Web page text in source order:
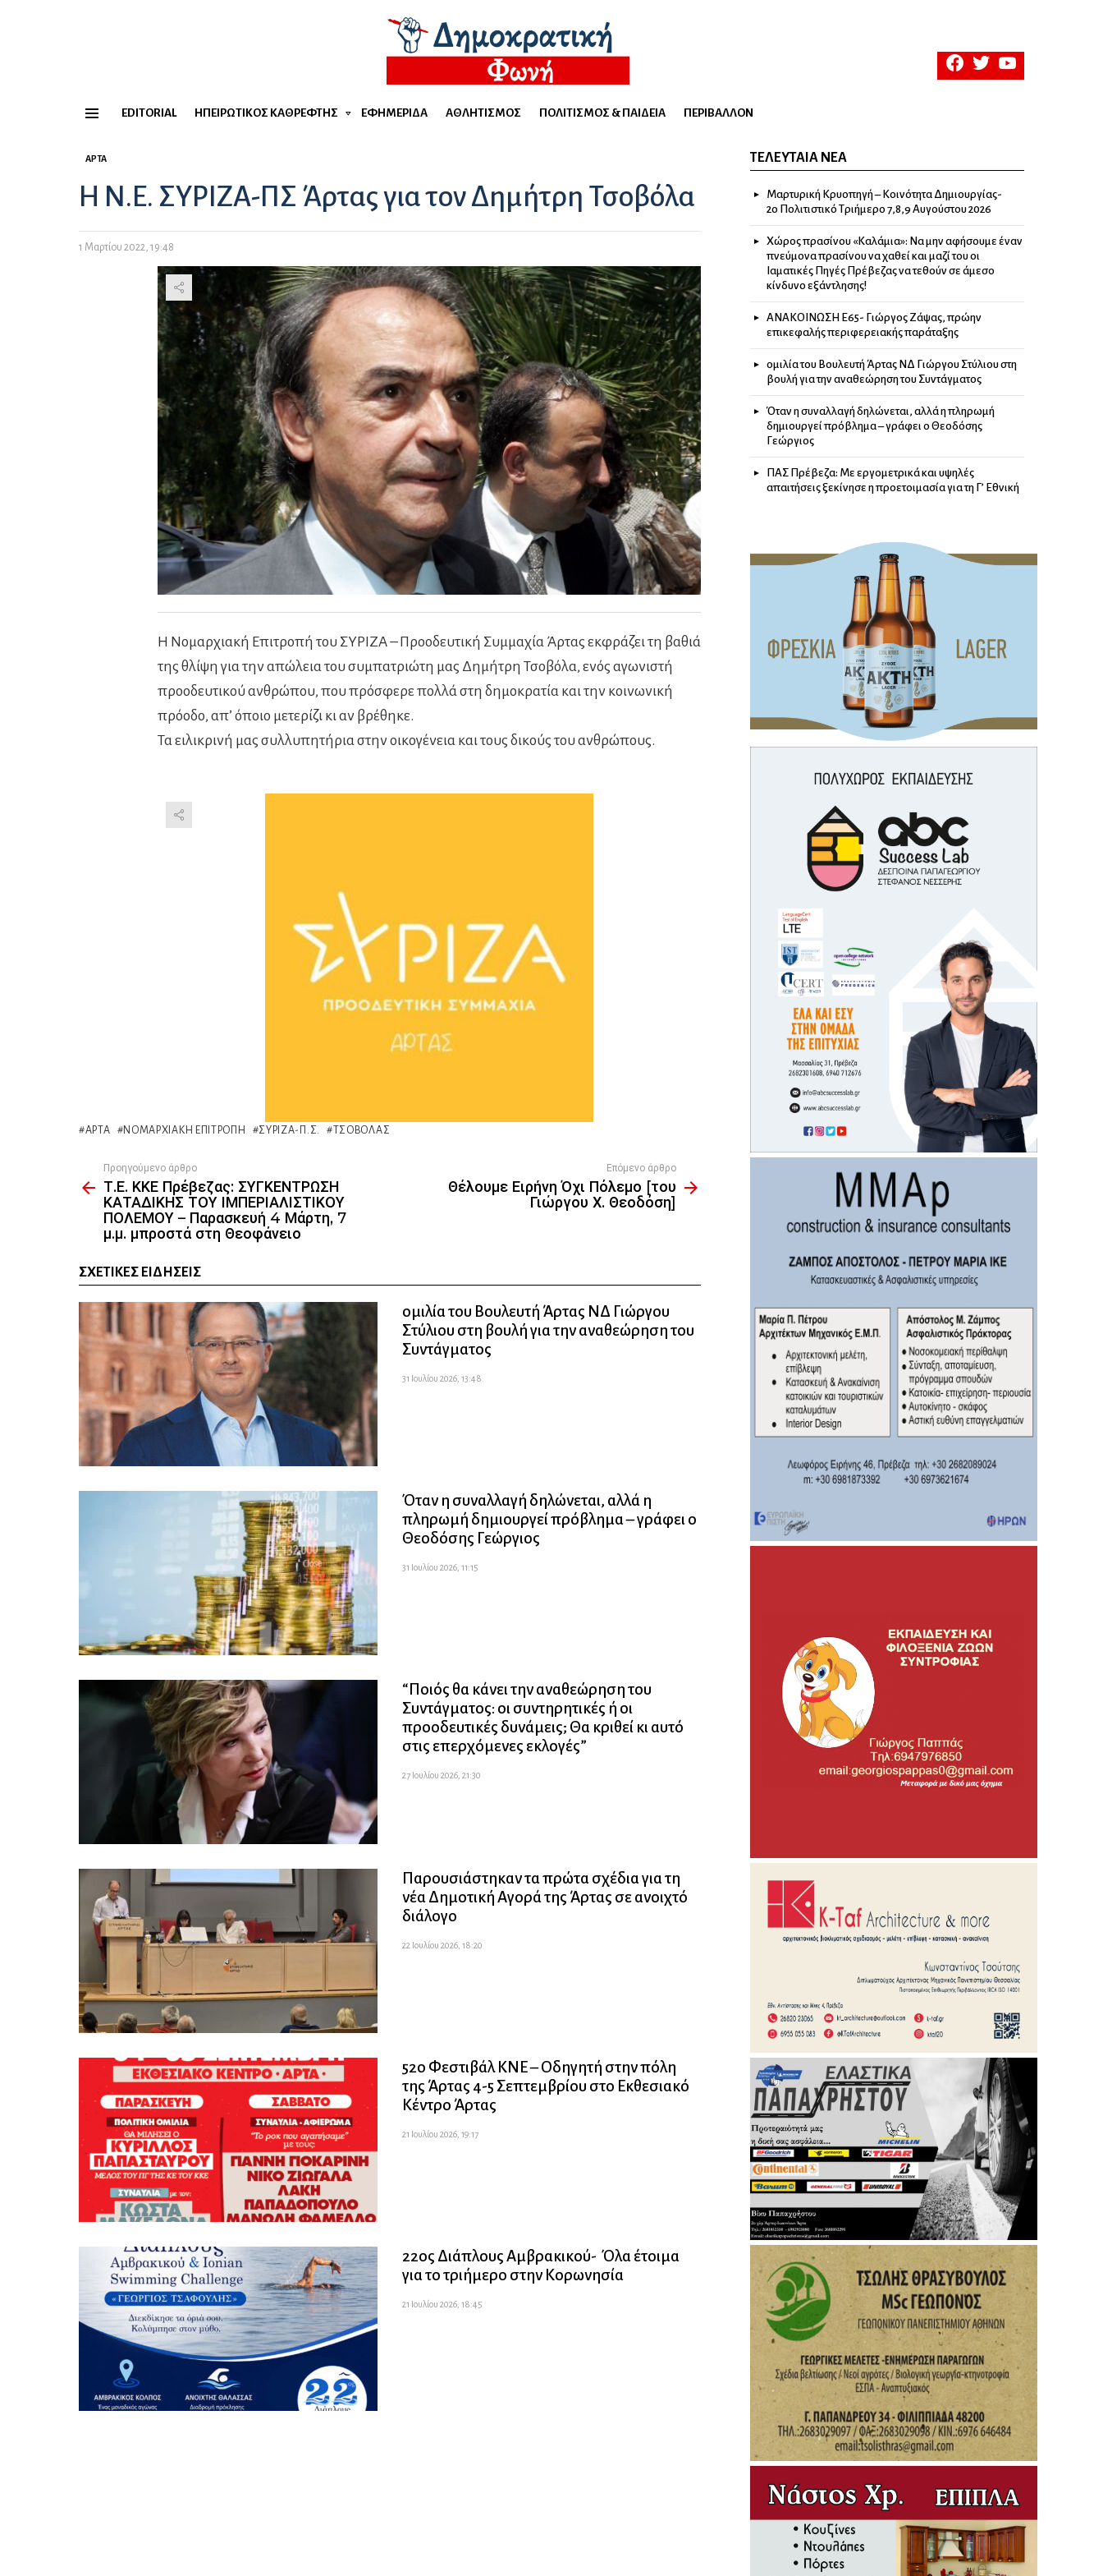
facebooktwitteryoutube
EDITORIAL ΗΠΕΙΡΏΤΙΚΟΣ ΚΑΘΡΈΦΤΗΣ ΕΦΗΜΕΡΊΔΑ ΑΘΛΗΤΙΣΜΌΣ ΠΟΛΙΤΙΣΜΌΣ & ΠΑΙΔΕΊΑ ΠΕΡΙΒΆΛΛΟΝ
ΆΡΤΑ
Η Ν.Ε. ΣΥΡΙΖΑ-ΠΣ Άρτας για τον Δημήτρη Τσοβόλα
1 Μαρτίου 2022, 19:48
Η Νομαρχιακή Επιτροπή του ΣΥΡΙΖΑ – Προοδευτική Συμμαχία Άρτας εκφράζει τη βαθιά
της θλίψη για την απώλεια του συμπατριώτη μας Δημήτρη Τσοβόλα, ενός αγωνιστή
προοδευτικού ανθρώπου, που πρόσφερε πολλά στη δημοκρατία και την κοινωνική
πρόοδο, απ’ όποιο μετερίζι κι αν βρέθηκε.
Τα ειλικρινή μας συλλυπητήρια στην οικογένεια και τους δικούς του ανθρώπους.
ΆΡΤΑ ΝΟΜΑΡΧΙΑΚΉ ΕΠΙΤΡΟΠΉ ΣΥΡΙΖΑ-Π.Σ. ΤΣΟΒΌΛΑΣ
more
Προηγούμενο άρθρο
Τ.Ε. ΚΚΕ Πρέβεζας: ΣΥΓΚΕΝΤΡΩΣΗ
ΚΑΤΑΔΙΚΗΣ ΤΟΥ ΙΜΠΕΡΙΑΛΙΣΤΙΚΟΥ
ΠΟΛΕΜΟΥ – Παρασκευή 4 Μάρτη, 7
μ.μ. μπροστά στη Θεοφάνειο
Επόμενο άρθρο
Θέλουμε Ειρήνη Όχι Πόλεμο [του
Γιώργου Χ. Θεοδόση]
ΣΧΕΤΙΚΈΣ ΕΙΔΉΣΕΙΣ
ομιλία του Βουλευτή Άρτας ΝΔ Γιώργου
Στύλιου στη βουλή για την αναθεώρηση του
Συντάγματος
31 Ιουλίου 2026, 13:48
Όταν η συναλλαγή δηλώνεται, αλλά η
πληρωμή δημιουργεί πρόβλημα – γράφει ο
Θεοδόσης Γεώργιος
31 Ιουλίου 2026, 11:15
“Ποιός θα κάνει την αναθεώρηση του
Συντάγματος: οι συντηρητικές ή οι
προοδευτικές δυνάμεις; Θα κριθεί κι αυτό
στις επερχόμενες εκλογές”
27 Ιουλίου 2026, 21:30
Παρουσιάστηκαν τα πρώτα σχέδια για τη
νέα Δημοτική Αγορά της Άρτας σε ανοιχτό
διάλογο
22 Ιουλίου 2026, 18:20
52ο Φεστιβάλ ΚΝΕ – Οδηγητή στην πόλη
της Άρτας 4-5 Σεπτεμβρίου στο Εκθεσιακό
Κέντρο Άρτας
21 Ιουλίου 2026, 19:17
22ος Διάπλους Αμβρακικού- Όλα έτοιμα
για το τριήμερο στην Κορωνησία
21 Ιουλίου 2026, 18:45
ΤΕΛΕΥΤΑΊΑ ΝΈΑ
Μαρτυρική Κρυοπηγή – Κοινότητα Δημιουργίας-
2ο Πολιτιστικό Τριήμερο 7,8,9 Αυγούστου 2026
Χώρος πρασίνου «Καλάμια»: Να μην αφήσουμε έναν
πνεύμονα πρασίνου να χαθεί και μαζί του οι
Ιαματικές Πηγές Πρέβεζας να τεθούν σε άμεσο
κίνδυνο εξάντλησης!
ΑΝΑΚΟΙΝΩΣΗ Ε65- Γιώργος Ζάψας, πρώην
επικεφαλής περιφερειακής παράταξης
ομιλία του Βουλευτή Άρτας ΝΔ Γιώργου Στύλιου στη
βουλή για την αναθεώρηση του Συντάγματος
Όταν η συναλλαγή δηλώνεται, αλλά η πληρωμή
δημιουργεί πρόβλημα – γράφει ο Θεοδόσης
Γεώργιος
ΠΑΣ Πρέβεζα: Με εργομετρικά και υψηλές
απαιτήσεις ξεκίνησε η προετοιμασία για τη Γ’ Εθνική